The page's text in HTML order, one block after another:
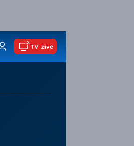
TV živě